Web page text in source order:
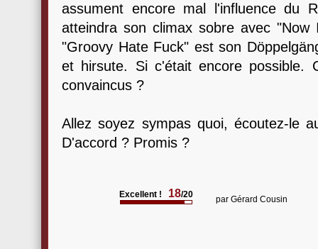
assument encore mal l'influence du
atteindra son climax sobre avec
"Groovy Hate Fuck" est son
et hirsute. Si c'était encore possible.
convaincus ?
Allez soyez sympas quoi, écoutez-le
D'accord ? Promis ?
Excellent ! 18/20 par Gérard Cousin